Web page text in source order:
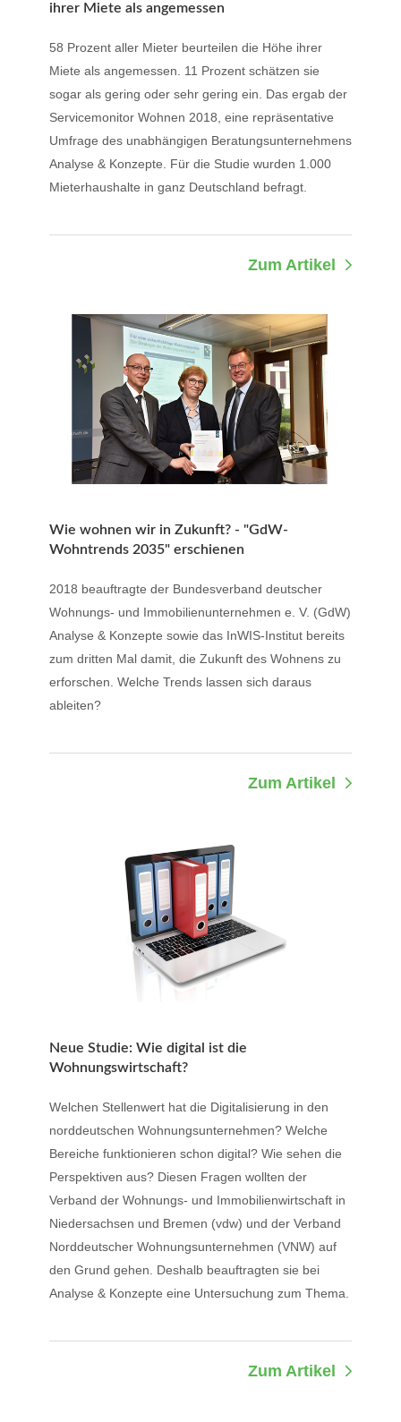
ihrer Miete als angemessen
58 Prozent aller Mieter beurteilen die Höhe ihrer
Miete als angemessen. 11 Prozent schätzen sie
sogar als gering oder sehr gering ein. Das ergab der
Servicemonitor Wohnen 2018, eine repräsentative
Umfrage des unabhängigen Beratungsunternehmens
Analyse & Konzepte. Für die Studie wurden 1.000
Mieterhaushalte in ganz Deutschland befragt.
Zum Artikel
Wie wohnen wir in Zukunft? - "GdW-
Wohntrends 2035" erschienen
2018 beauftragte der Bundesverband deutscher
Wohnungs- und Immobilienunternehmen e. V. (GdW)
Analyse & Konzepte sowie das InWIS-Institut bereits
zum dritten Mal damit, die Zukunft des Wohnens zu
erforschen. Welche Trends lassen sich daraus
ableiten?
Zum Artikel
Neue Studie: Wie digital ist die
Wohnungswirtschaft?
Welchen Stellenwert hat die Digitalisierung in den
norddeutschen Wohnungsunternehmen? Welche
Bereiche funktionieren schon digital? Wie sehen die
Perspektiven aus? Diesen Fragen wollten der
Verband der Wohnungs- und Immobilienwirtschaft in
Niedersachsen und Bremen (vdw) und der Verband
Norddeutscher Wohnungsunternehmen (VNW) auf
den Grund gehen. Deshalb beauftragten sie bei
Analyse & Konzepte eine Untersuchung zum Thema.
Zum Artikel